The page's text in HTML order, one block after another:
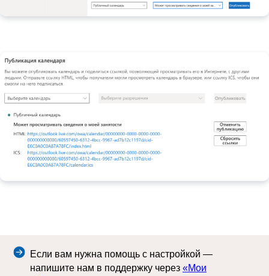
Если вам нужна помощь с настройкой —
напишите нам в поддержку через «Мои